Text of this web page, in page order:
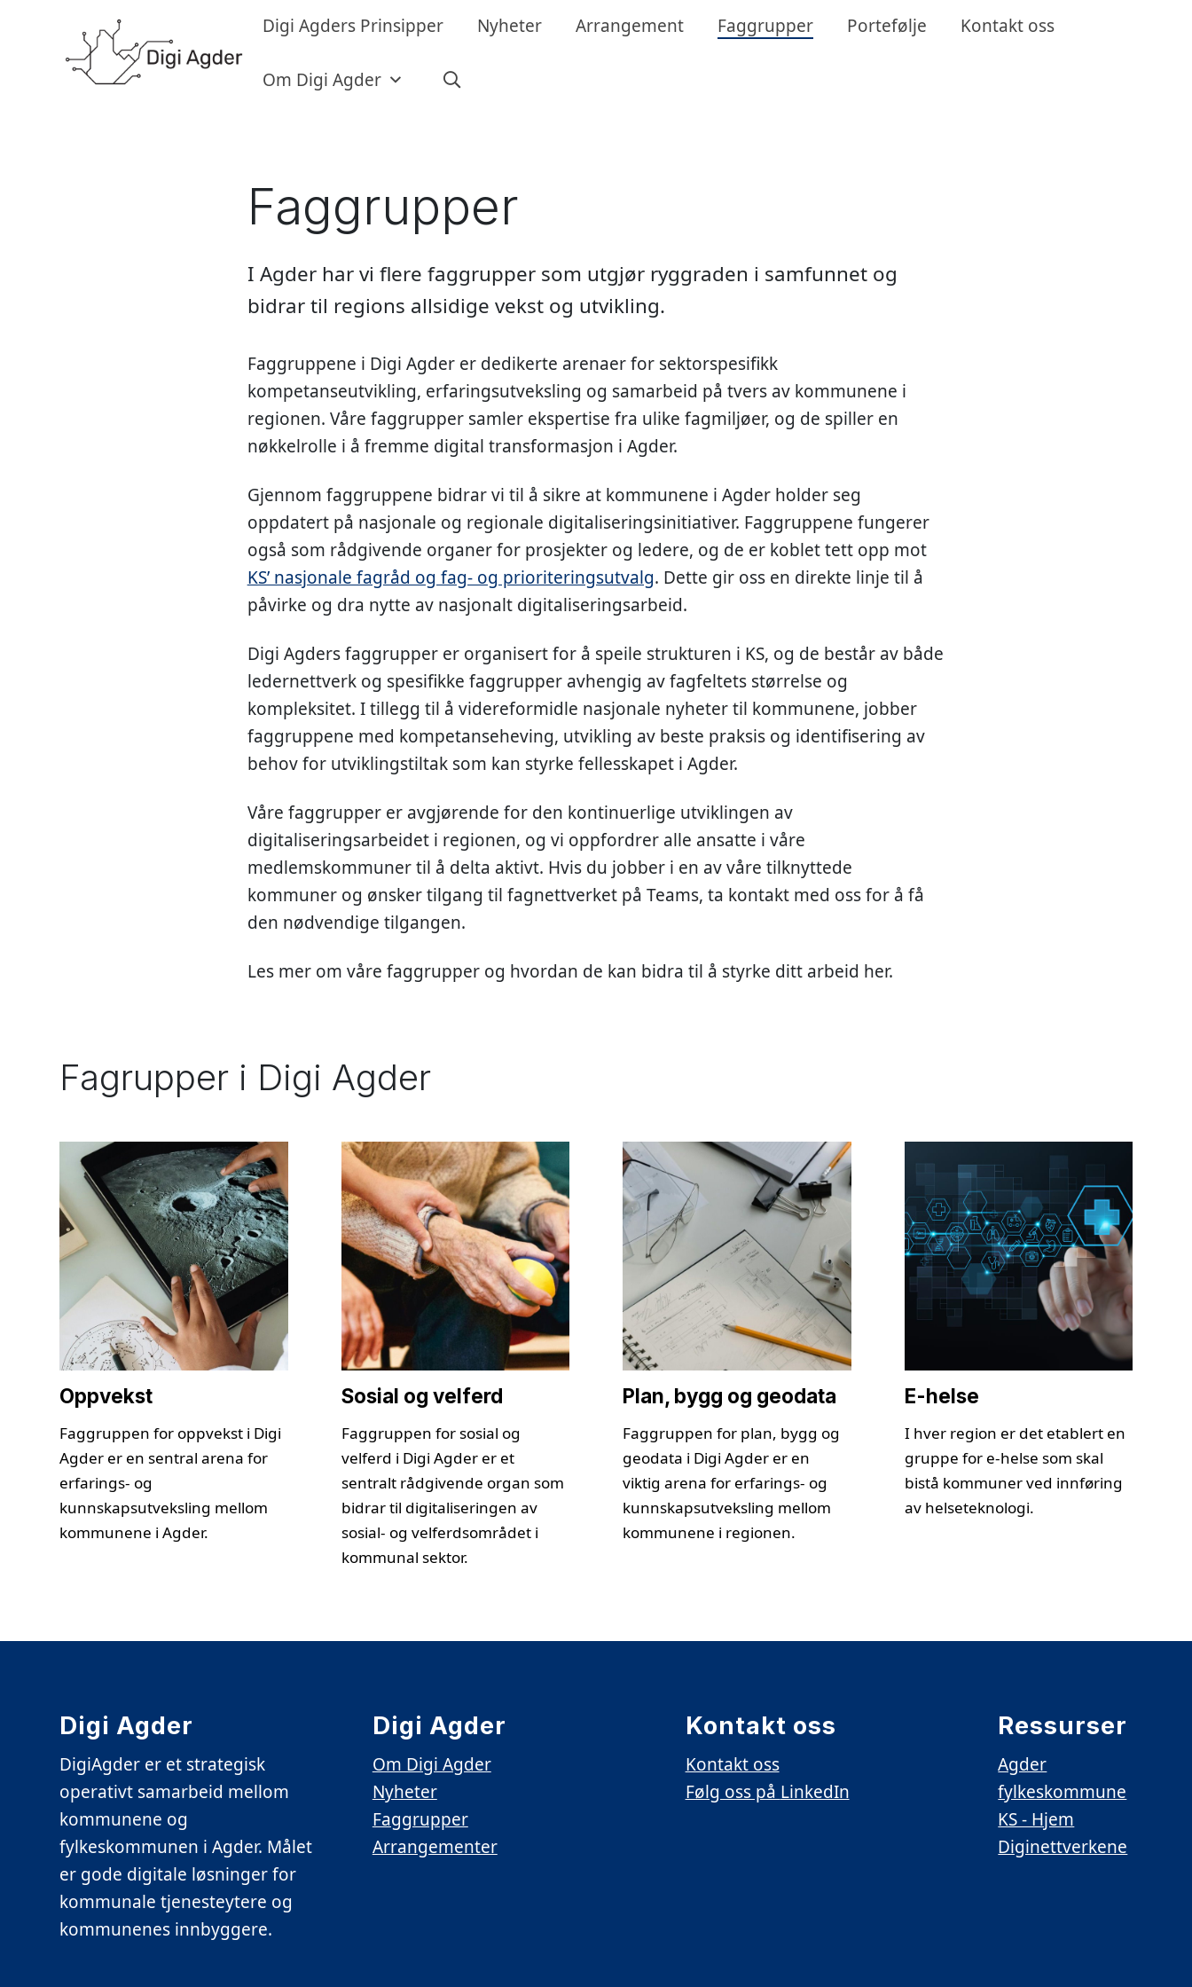
Digi Agders Prinsipper Nyheter Arrangement Faggrupper Portefølje Kontakt oss
Om Digi Agder
Faggrupper
I Agder har vi flere faggrupper som utgjør ryggraden i samfunnet og
bidrar til regions allsidige vekst og utvikling.
Faggruppene i Digi Agder er dedikerte arenaer for sektorspesifikk
kompetanseutvikling, erfaringsutveksling og samarbeid på tvers av kommunene i
regionen. Våre faggrupper samler ekspertise fra ulike fagmiljøer, og de spiller en
nøkkelrolle i å fremme digital transformasjon i Agder.
Gjennom faggruppene bidrar vi til å sikre at kommunene i Agder holder seg
oppdatert på nasjonale og regionale digitaliseringsinitiativer. Faggruppene fungerer
også som rådgivende organer for prosjekter og ledere, og de er koblet tett opp mot
KS’ nasjonale fagråd og fag- og prioriteringsutvalg. Dette gir oss en direkte linje til å
påvirke og dra nytte av nasjonalt digitaliseringsarbeid.
Digi Agders faggrupper er organisert for å speile strukturen i KS, og de består av både
ledernettverk og spesifikke faggrupper avhengig av fagfeltets størrelse og
kompleksitet. I tillegg til å videreformidle nasjonale nyheter til kommunene, jobber
faggruppene med kompetanseheving, utvikling av beste praksis og identifisering av
behov for utviklingstiltak som kan styrke fellesskapet i Agder.
Våre faggrupper er avgjørende for den kontinuerlige utviklingen av
digitaliseringsarbeidet i regionen, og vi oppfordrer alle ansatte i våre
medlemskommuner til å delta aktivt. Hvis du jobber i en av våre tilknyttede
kommuner og ønsker tilgang til fagnettverket på Teams, ta kontakt med oss for å få
den nødvendige tilgangen.
Les mer om våre faggrupper og hvordan de kan bidra til å styrke ditt arbeid her.
Fagrupper i Digi Agder
Oppvekst
Faggruppen for oppvekst i Digi
Agder er en sentral arena for
erfarings- og
kunnskapsutveksling mellom
kommunene i Agder.
Sosial og velferd
Faggruppen for sosial og
velferd i Digi Agder er et
sentralt rådgivende organ som
bidrar til digitaliseringen av
sosial- og velferdsområdet i
kommunal sektor.
Plan, bygg og geodata
Faggruppen for plan, bygg og
geodata i Digi Agder er en
viktig arena for erfarings- og
kunnskapsutveksling mellom
kommunene i regionen.
E-helse
I hver region er det etablert en
gruppe for e-helse som skal
bistå kommuner ved innføring
av helseteknologi.
Digi Agder
DigiAgder er et strategisk
operativt samarbeid mellom
kommunene og
fylkeskommunen i Agder. Målet
er gode digitale løsninger for
kommunale tjenesteytere og
kommunenes innbyggere.
Digi Agder
Om Digi Agder
Nyheter
Faggrupper
Arrangementer
Kontakt oss
Kontakt oss
Følg oss på LinkedIn
Ressurser
Agder
fylkeskommune
KS - Hjem
Diginettverkene